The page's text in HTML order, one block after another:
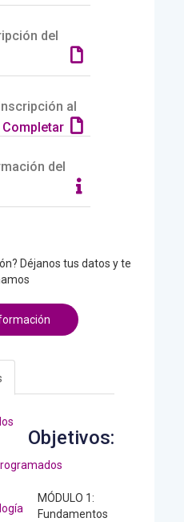
del
al
Completar
del
Déjanos tus datos y te
Objetivos:
MÓDULO 1:
Fundamentos